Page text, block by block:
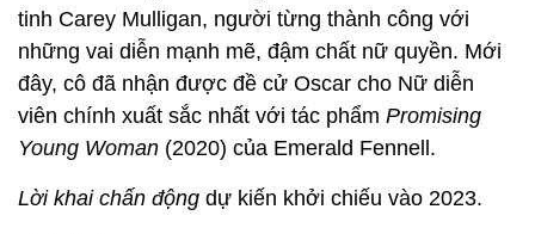
tinh Carey Mulligan, người từng thành công với
những vai diễn mạnh mẽ, đậm chất nữ quyền. Mới
đây, cô đã nhận được đề cử Oscar cho Nữ diễn
viên chính xuất sắc nhất với tác phẩm Promising
Young Woman (2020) của Emerald Fennell.
Lời khai chấn động dự kiến khởi chiếu vào 2023.